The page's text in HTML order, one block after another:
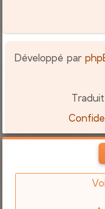
Développé par